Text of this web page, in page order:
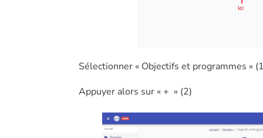
Sélectionner « Objectifs et programmes »
Appuyer alors sur « + » (2)